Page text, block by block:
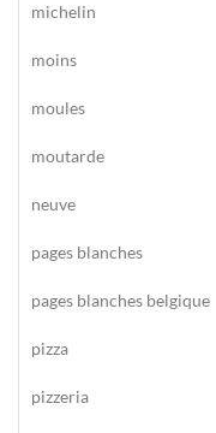
michelin
moins
moules
moutarde
neuve
pages blanches
pages blanches belgique
pizza
pizzeria